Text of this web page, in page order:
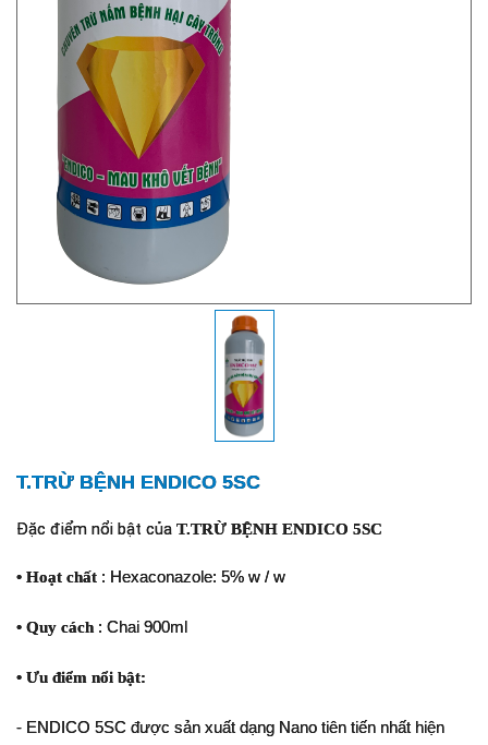
T.TRỪ BỆNH ENDICO 5SC
Đặc điểm nổi bật của T.TRỪ BỆNH ENDICO 5SC
• Hoạt chất : Hexaconazole: 5% w / w
• Quy cách: Chai 900ml
• Ưu điểm nổi bật:
- ENDICO 5SC được sản xuất dạng Nano tiên tiến nhất hiện